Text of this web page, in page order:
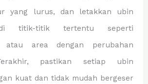
yang lurus, dan letakkan ubin
titik-titik tertentu seperti
atau area dengan perubahan
pastikan setiap ubin
kuat dan tidak mudah bergeser